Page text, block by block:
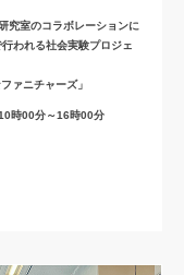
究室のコラボレーションに
われる社会実験プロジェ
ァニチャーズ」
時00分～16時00分